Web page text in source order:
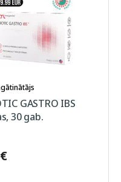
GASTRO IBS
30 gab.